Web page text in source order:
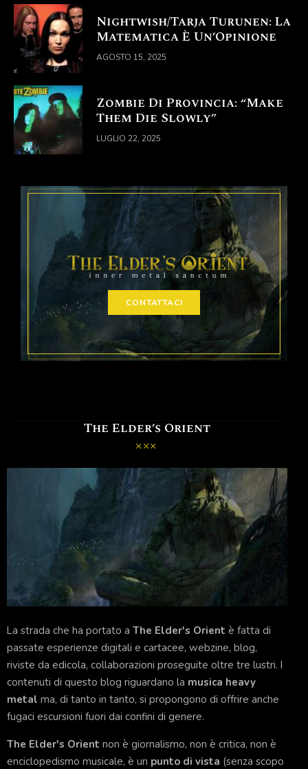
Nightwish/Tarja Turunen: La
Matematica È Un’Opinione
AGOSTO 15, 2025
Zombie Di Provincia: “Make
Them Die Slowly”
LUGLIO 22, 2025
CONTATTACI
The Elder’s Orient
La strada che ha portato a The Elder's Orient è fatta di
passate esperienze digitali e cartacee, webzine, blog,
riviste da edicola, collaborazioni proseguite oltre tre lustri. I
contenuti di questo blog riguardano la musica heavy
metal ma, di tanto in tanto, si propongono di offrire anche
fugaci escursioni fuori dai confini di genere.
The Elder's Orient non è giornalismo, non è critica, non è
enciclopedismo musicale, è un punto di vista (senza scopo